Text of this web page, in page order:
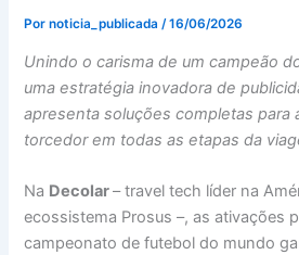
Pornoticia_publicada /16/06/2026
Unindo o carisma de um campeão
uma estratégia inovadora de
apresenta soluções completas para
torcedor em todas as etapas da
Na Decolar– travel tech líder na
ecossistema Prosus –, as ativações
campeonato de futebol do mundo